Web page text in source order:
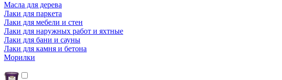
Масла для дерева
Лаки для паркета
Лаки для мебели и стен
Лаки для наружных работ и яхтные
Лаки для бани и сауны
Лаки для камня и бетона
Морилки